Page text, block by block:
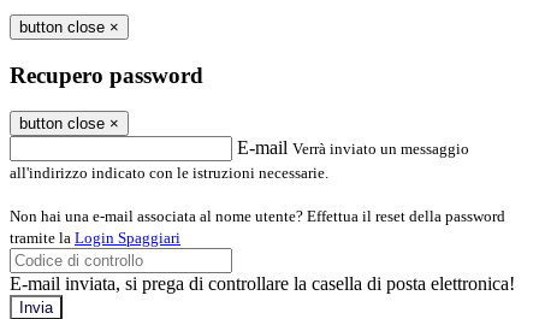
button close ×
Recupero password
button close ×
E-mail Verrà inviato un messaggio
all'indirizzo indicato con le istruzioni necessarie.
Non hai una e-mail associata al nome utente? Effettua il reset della password
tramite la Login Spaggiari
E-mail inviata, si prega di controllare la casella di posta elettronica!